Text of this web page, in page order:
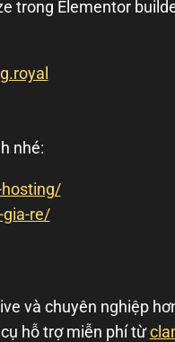
trong Elementor
nhé:
re/
và chuyên nghiệp
hỗ trợ miễn phí từ